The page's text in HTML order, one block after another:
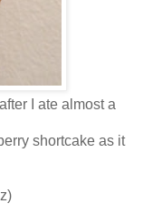
I ate almost a
shortcake as it